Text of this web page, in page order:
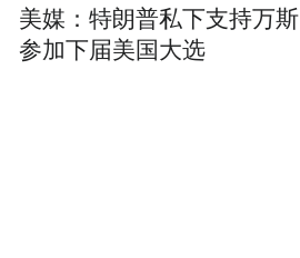
美媒：特朗普私下支持万斯
参加下届美国大选